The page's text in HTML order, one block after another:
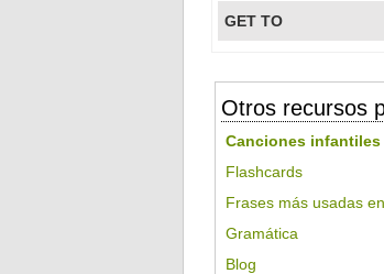
GET TO
Otros recursos
Canciones
Flashcards
Frases más usadas
Gramática
Blog